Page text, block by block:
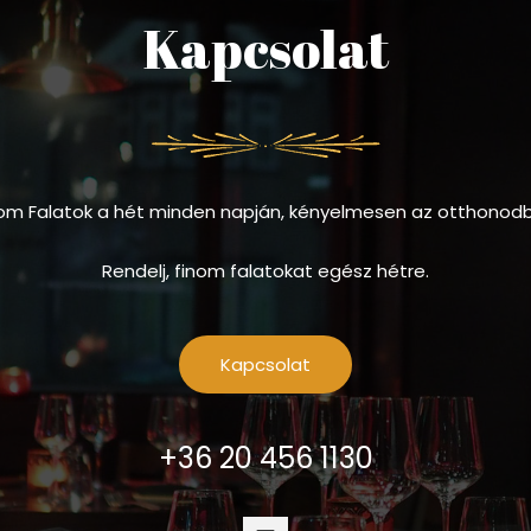
Kapcsolat
Falatok a hét minden napján, kényelmesen az
Rendelj, finom falatokat egész hétre.
Kapcsolat
+36 20 456 1130